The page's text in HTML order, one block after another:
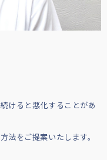
けると悪化することがあ
法をご提案いたします。